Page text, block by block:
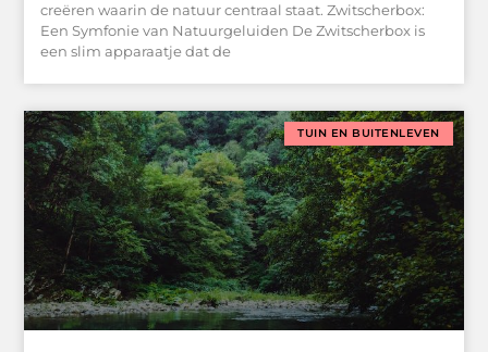
creëren waarin de natuur centraal staat. Zwitscherbox:
Een Symfonie van Natuurgeluiden De Zwitscherbox is
een slim apparaatje dat de
TUIN EN BUITENLEVEN